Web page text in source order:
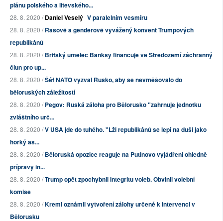
plánu polského a litevského...
28. 8. 2020 /Daniel Veselý V paralelním vesmíru
28. 8. 2020 /Rasově a genderově vyvážený konvent Trumpových
republikánů
28. 8. 2020 /Britský umělec Banksy financuje ve Středozemí záchranný
člun pro up...
28. 8. 2020 /Šéf NATO vyzval Rusko, aby se nevměšovalo do
běloruských záležitostí
28. 8. 2020 /Pegov: Ruská záloha pro Bělorusko "zahrnuje jednotku
zvláštního urč...
28. 8. 2020 /V USA jde do tuhého. "Lži republikánů se lepí na duši jako
horký as...
28. 8. 2020 /Běloruská opozice reaguje na Putinovo vyjádření ohledně
přípravy in...
28. 8. 2020 /Trump opět zpochybnil integritu voleb. Obvinil volební
komise
28. 8. 2020 /Kreml oznámil vytvoření zálohy určené k intervenci v
Bělorusku